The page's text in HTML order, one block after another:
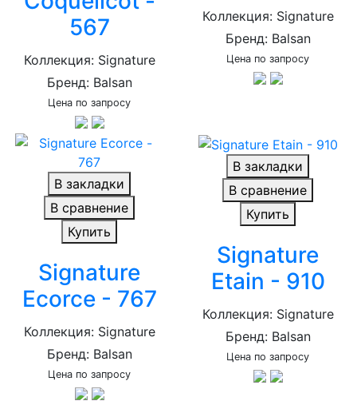
567
Коллекция: Signature
Бренд: Balsan
Цена по запросу
Коллекция: Signature
Бренд: Balsan
Цена по запросу
В закладки
В сравнение
Купить
Signature
Ecorce - 767
Коллекция: Signature
Бренд: Balsan
Цена по запросу
В закладки
В сравнение
Купить
Signature
Etain - 910
Коллекция: Signature
Бренд: Balsan
Цена по запросу